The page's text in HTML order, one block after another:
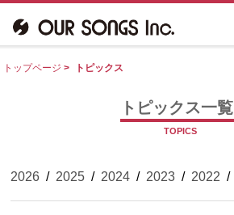
トップページ > トピックス
トピックス一覧
TOPICS
2026 / 2025 / 2024 / 2023 / 2022 /